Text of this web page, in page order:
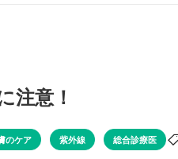
注意！
のケア 紫外線 総合診療医